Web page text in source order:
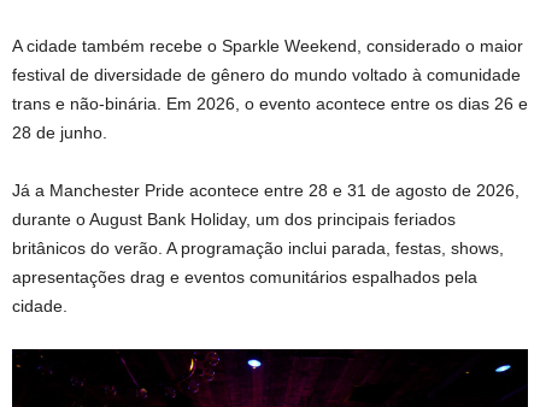
A cidade também recebe o Sparkle Weekend, considerado o maior
festival de diversidade de gênero do mundo voltado à comunidade
trans e não-binária. Em 2026, o evento acontece entre os dias 26 e
28 de junho.
Já a Manchester Pride acontece entre 28 e 31 de agosto de 2026,
durante o August Bank Holiday, um dos principais feriados
britânicos do verão. A programação inclui parada, festas, shows,
apresentações drag e eventos comunitários espalhados pela
cidade.